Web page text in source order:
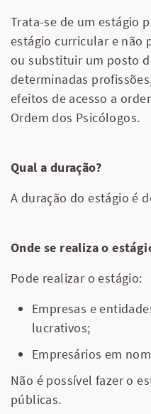
Trata-se de um estágio
estágio curricular e não
ou substituir um posto
determinadas
efeitos de acesso a
Ordem dos Psicólogos.
Qual a duração?
A duração do estágio é
Onde se realiza o
Pode realizar o estágio:
Empresas e
lucrativos;
Empresários em
Não é possível fazer o
públicas.